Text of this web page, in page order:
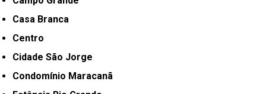
Casa Branca
Centro
Cidade São Jorge
Condomínio Maracanã